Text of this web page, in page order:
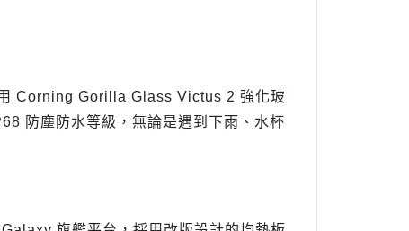
Corning Gorilla Glass Victus 2 強化玻
防塵防水等級，無論是遇到下雨、水杯